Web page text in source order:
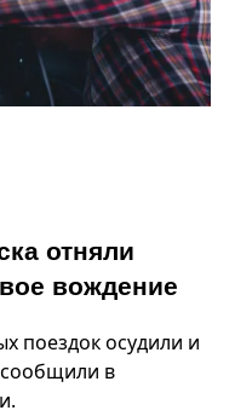
отняли
вождение
поездок осудили и
в